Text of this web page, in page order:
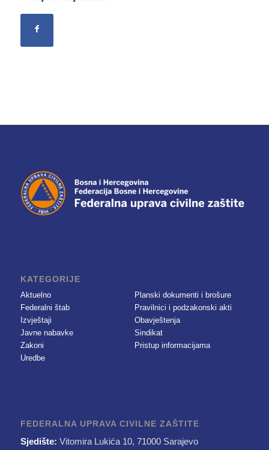
KATEGORIJE
Aktuelno
Federalni štab
Izvještaji
Javne nabavke
Zakoni
Uredbe
Planski dokumenti i brošure
Pravilnici i podzakonski akti
Obavještenja
Sindikat
Pristup informacijama
FEDERALNA UPRAVA CIVILNE ZAŠTITE
Sjedište: Vitomira Lukića 10, 71000 Sarajevo